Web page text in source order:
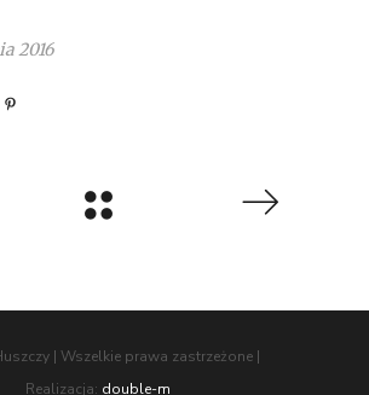
2016
| Wszelkie prawa zastrzeżone |
Realizacja: double-m